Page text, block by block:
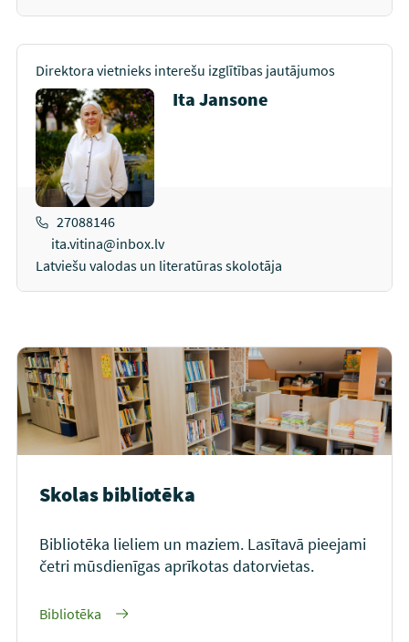
Direktora vietnieks interešu izglītības jautājumos
Ita Jansone
27088146
ita.vitina@inbox.lv
Latviešu valodas un literatūras skolotāja
Skolas bibliotēka
Bibliotēka lieliem un maziem. Lasītavā pieejami
četri mūsdienīgas aprīkotas datorvietas.
Bibliotēka